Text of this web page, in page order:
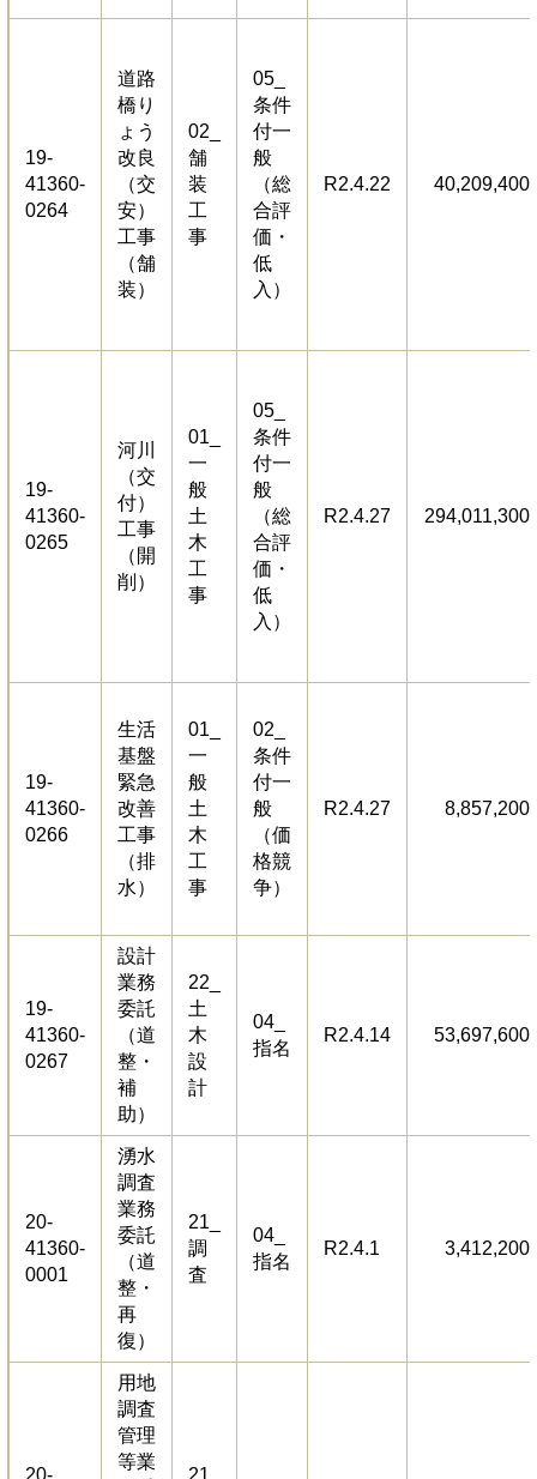
19-
41360-
0264
道路
橋り
ょう
改良
（交
安）
工事
（舗
装）
02_
舗
装
工
事
05_
条件
付一
般
（総
合評
価・
低
入）
R2.4.22 40,209,400
19-
41360-
0265
河川
（交
付）
工事
（開
削）
01_
一
般
土
木
工
事
05_
条件
付一
般
（総
合評
価・
低
入）
R2.4.27 294,011,300
19-
41360-
0266
生活
基盤
緊急
改善
工事
（排
水）
01_
一
般
土
木
工
事
02_
条件
付一
般
（価
格競
争）
R2.4.27 8,857,200
19-
41360-
0267
設計
業務
委託
（道
整・
補
助）
22_
土
木
設
計
04_
指名
R2.4.14 53,697,600
20-
41360-
0001
湧水
調査
業務
委託
（道
整・
再
復）
21_
調
査
04_
指名
R2.4.1 3,412,200
20-
用地
調査
管理
等業
21_